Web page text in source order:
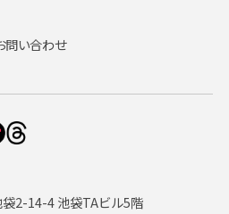
2-14-4 池袋TAビル5階
問い合わせ